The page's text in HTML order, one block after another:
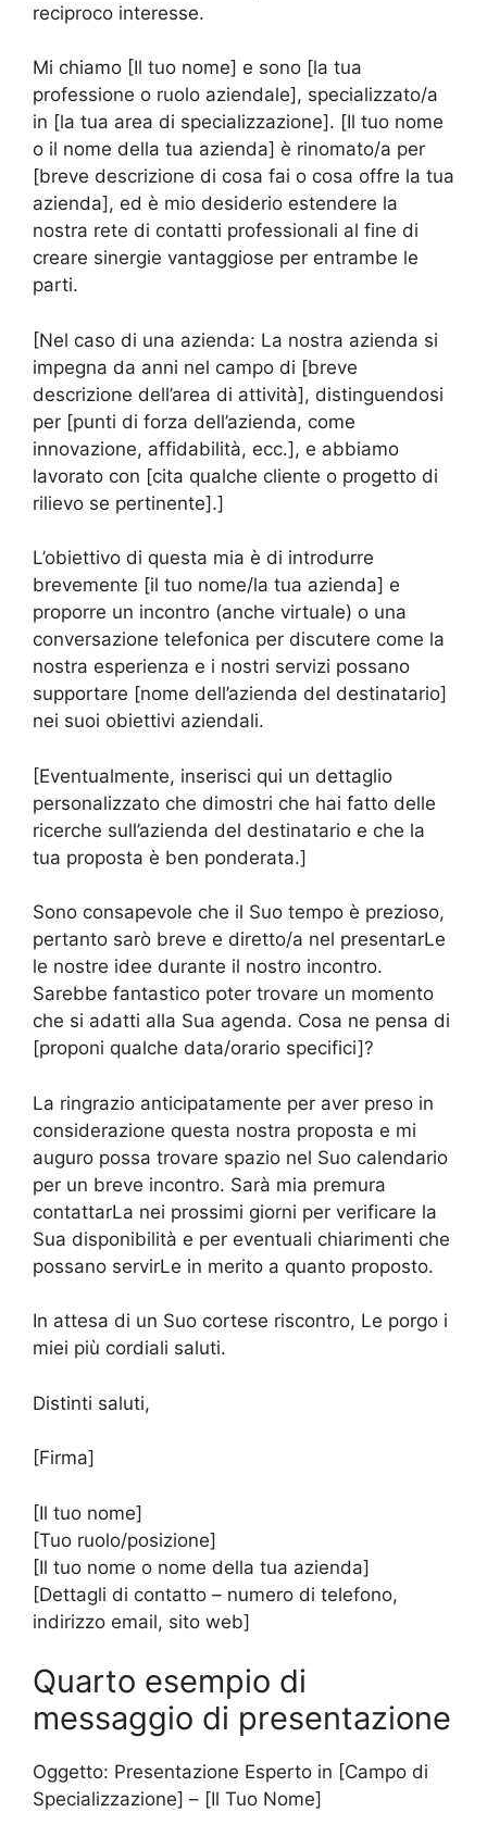
reciproco interesse.
Mi chiamo [Il tuo nome] e sono [la tua
professione o ruolo aziendale], specializzato/a
in [la tua area di specializzazione]. [Il tuo nome
o il nome della tua azienda] è rinomato/a per
[breve descrizione di cosa fai o cosa offre la tua
azienda], ed è mio desiderio estendere la
nostra rete di contatti professionali al fine di
creare sinergie vantaggiose per entrambe le
parti.
[Nel caso di una azienda: La nostra azienda si
impegna da anni nel campo di [breve
descrizione dell’area di attività], distinguendosi
per [punti di forza dell’azienda, come
innovazione, affidabilità, ecc.], e abbiamo
lavorato con [cita qualche cliente o progetto di
rilievo se pertinente].]
L’obiettivo di questa mia è di introdurre
brevemente [il tuo nome/la tua azienda] e
proporre un incontro (anche virtuale) o una
conversazione telefonica per discutere come la
nostra esperienza e i nostri servizi possano
supportare [nome dell’azienda del destinatario]
nei suoi obiettivi aziendali.
[Eventualmente, inserisci qui un dettaglio
personalizzato che dimostri che hai fatto delle
ricerche sull’azienda del destinatario e che la
tua proposta è ben ponderata.]
Sono consapevole che il Suo tempo è prezioso,
pertanto sarò breve e diretto/a nel presentarLe
le nostre idee durante il nostro incontro.
Sarebbe fantastico poter trovare un momento
che si adatti alla Sua agenda. Cosa ne pensa di
[proponi qualche data/orario specifici]?
La ringrazio anticipatamente per aver preso in
considerazione questa nostra proposta e mi
auguro possa trovare spazio nel Suo calendario
per un breve incontro. Sarà mia premura
contattarLa nei prossimi giorni per verificare la
Sua disponibilità e per eventuali chiarimenti che
possano servirLe in merito a quanto proposto.
In attesa di un Suo cortese riscontro, Le porgo i
miei più cordiali saluti.
Distinti saluti,
[Firma]
[Il tuo nome]
[Tuo ruolo/posizione]
[Il tuo nome o nome della tua azienda]
[Dettagli di contatto – numero di telefono,
indirizzo email, sito web]
Quarto esempio di
messaggio di presentazione
Oggetto: Presentazione Esperto in [Campo di
Specializzazione] – [Il Tuo Nome]